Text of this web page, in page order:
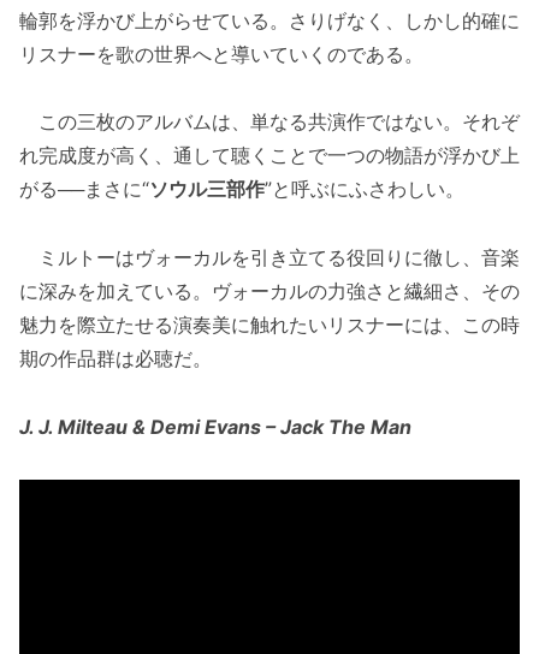
輪郭を浮かび上がらせている。さりげなく、しかし的確に
リスナーを歌の世界へと導いていくのである。
この三枚のアルバムは、単なる共演作ではない。それぞ
れ完成度が高く、通して聴くことで一つの物語が浮かび上
がる──まさに“ソウル三部作”と呼ぶにふさわしい。
ミルトーはヴォーカルを引き立てる役回りに徹し、音楽
に深みを加えている。ヴォーカルの力強さと繊細さ、その
魅力を際立たせる演奏美に触れたいリスナーには、この時
期の作品群は必聴だ。
J. J. Milteau & Demi Evans – Jack The Man